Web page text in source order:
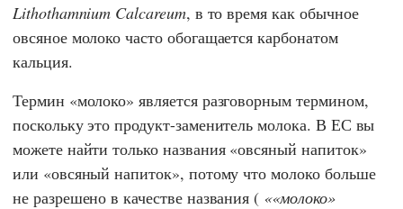
Lithothamnium Calcareum, в то время как обычное
овсяное молоко часто обогащается карбонатом
кальция.
Термин «молоко» является разговорным термином,
поскольку это продукт-заменитель молока. В ЕС вы
можете найти только названия «овсяный напиток»
или «овсяный напиток», потому что молоко больше
не разрешено в качестве названия ( «молоко»